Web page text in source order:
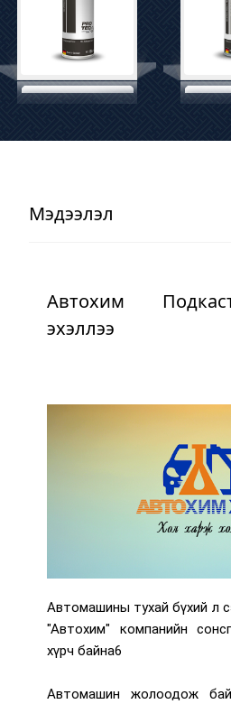
Мэдээлэл
Автохим
эхэллээ
Автомашины тухай бүхий л
"Автохим" компанийн
хүрч байна6
Автомашин жолоодож